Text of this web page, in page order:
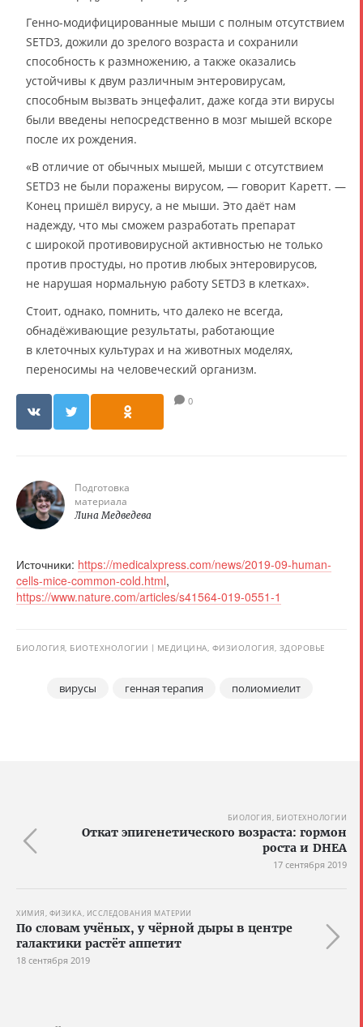
Генно-модифицированные мыши с полным отсутствием
SETD3, дожили до зрелого возраста и сохранили
способность к размножению, а также оказались
устойчивы к двум различным энтеровирусам,
способным вызвать энцефалит, даже когда эти вирусы
были введены непосредственно в мозг мышей вскоре
после их рождения.
«В отличие от обычных мышей, мыши с отсутствием
SETD3 не были поражены вирусом, — говорит Каретт. —
Конец пришёл вирусу, а не мыши. Это даёт нам
надежду, что мы сможем разработать препарат
с широкой противовирусной активностью не только
против простуды, но против любых энтеровирусов,
не нарушая нормальную работу SETD3 в клетках».
Стоит, однако, помнить, что далеко не всегда,
обнадёживающие результаты, работающие
в клеточных культурах и на животных моделях,
переносимы на человеческий организм.
0
Подготовка
материала
Лина Медведева
Источники: https://medicalxpress.com/news/2019-09-human-
cells-mice-common-cold.html,
https://www.nature.com/articles/s41564-019-0551-1
БИОЛОГИЯ, БИОТЕХНОЛОГИИ МЕДИЦИНА, ФИЗИОЛОГИЯ, ЗДОРОВЬЕ
вирусы генная терапия полиомиелит
БИОЛОГИЯ, БИОТЕХНОЛОГИИ
Откат эпигенетического возраста: гормон
роста и DHEA
17 сентября 2019
ХИМИЯ, ФИЗИКА, ИССЛЕДОВАНИЯ МАТЕРИИ
По словам учёных, у чёрной дыры в центре
галактики растёт аппетит
18 сентября 2019